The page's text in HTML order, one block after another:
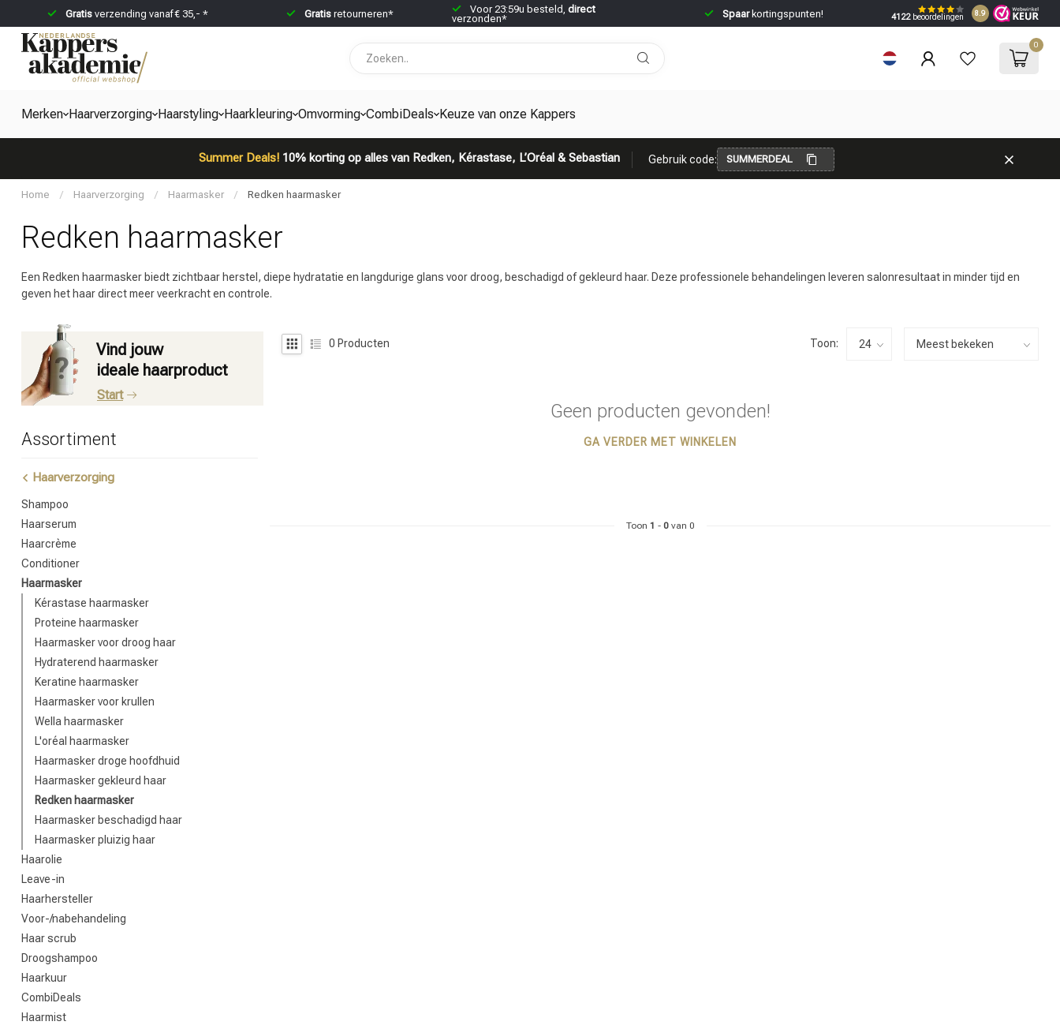
Gratisverzending vanaf € 35,- * Gratisretourneren* Voor 23:59u besteld, direct
verzonden*
Spaarkortingspunten! 4122beoordelingen 8.9
0
Merken Haarverzorging Haarstyling Haarkleuring Omvorming CombiDeals Keuze van onze Kappers
Summer Deals!10% korting op alles van Redken, Kérastase, L’Oréal & Sebastian Gebruik code: SUMMERDEAL
Home / Haarverzorging / Haarmasker / Redken haarmasker
Redken haarmasker
Een Redken haarmasker biedt zichtbaar herstel, diepe hydratatie en langdurige glans voor droog, beschadigd of gekleurd haar. Deze professionele behandelingen leveren salonresultaat in minder tijd en
geven het haar direct meer veerkracht en controle.
Vind jouw
ideale haarproduct
Start
Assortiment
Haarverzorging
Shampoo
Haarserum
Haarcrème
Conditioner
Haarmasker
Kérastase haarmasker
Proteine haarmasker
Haarmasker voor droog haar
Hydraterend haarmasker
Keratine haarmasker
Haarmasker voor krullen
Wella haarmasker
L'oréal haarmasker
Haarmasker droge hoofdhuid
Haarmasker gekleurd haar
Redken haarmasker
Haarmasker beschadigd haar
Haarmasker pluizig haar
Haarolie
Leave-in
Haarhersteller
Voor-/nabehandeling
Haar scrub
Droogshampoo
Haarkuur
CombiDeals
Haarmist
0 Producten Toon:
Geen producten gevonden!
GA VERDER MET WINKELEN
Toon 1 - 0van 0